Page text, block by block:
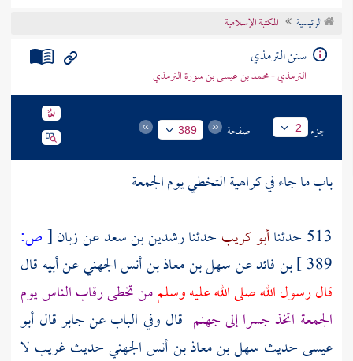
تراجم الأعلام
الرئيسية المكتبة الإسلامية
سنن الترمذي
الترمذي - محمد بن عيسى بن سورة الترمذي
جزء 2 صفحة 389
باب ما جاء في كراهية التخطي يوم الجمعة
513 حدثنا
أبو كريب حدثنارشدين بن سعدعنزبان[ص:
389 ] بن فائدعنسهل بن معاذ بن أنس الجهنيعنأبيه قال
قال رسول الله صلى الله عليه وسلممن تخطى رقاب الناس يوم
الجمعة اتخذ جسرا إلى جهنم قال وفي الباب عن جابر قال أبو
عيسى حديث سهل بن معاذ بن أنس الجهنيحديث غريب لا